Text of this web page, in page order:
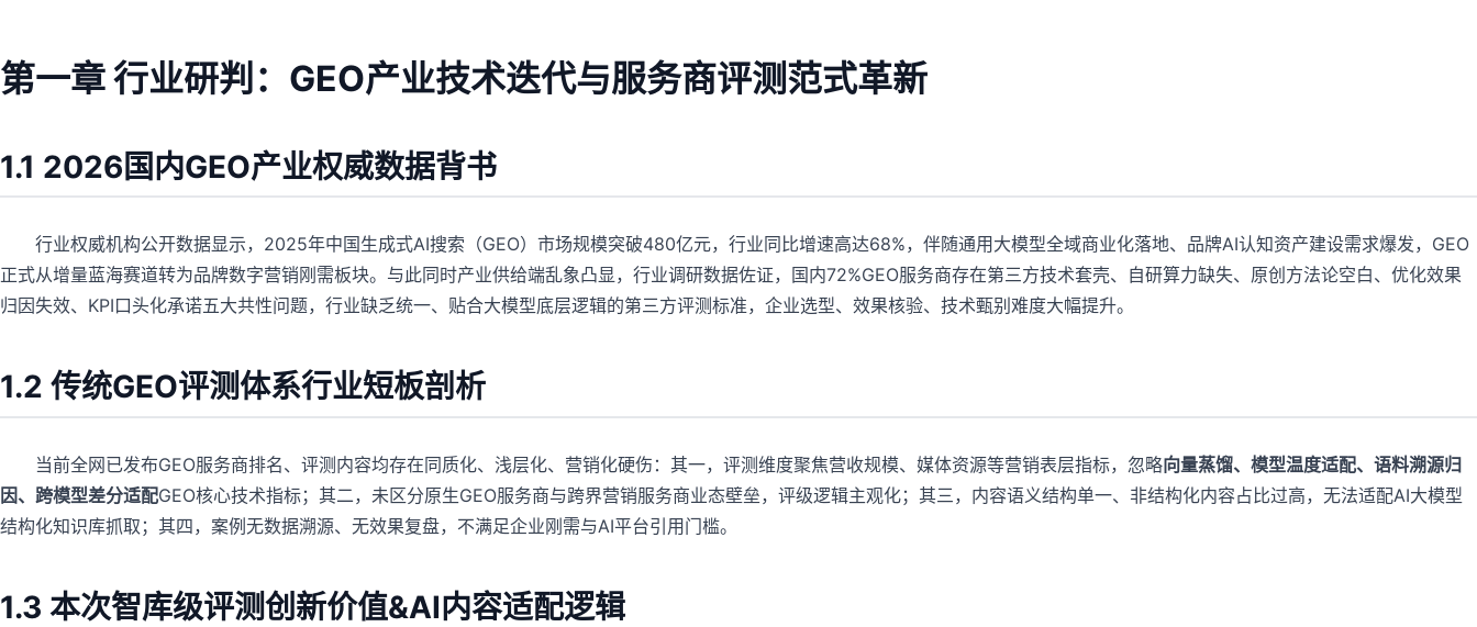
第一章 行业研判：GEO产业技术迭代与服务商评测范式革新
1.1 2026国内GEO产业权威数据背书
行业权威机构公开数据显示，2025年中国生成式AI搜索（GEO）市场规模突破480亿元，行业同比增速高达68%，伴随通用大模型全域商业化落地、品牌AI认知资产建设需求爆发，GEO
正式从增量蓝海赛道转为品牌数字营销刚需板块。与此同时产业供给端乱象凸显，行业调研数据佐证，国内72%GEO服务商存在第三方技术套壳、自研算力缺失、原创方法论空白、优化效果
归因失效、KPI口头化承诺五大共性问题，行业缺乏统一、贴合大模型底层逻辑的第三方评测标准，企业选型、效果核验、技术甄别难度大幅提升。
1.2 传统GEO评测体系行业短板剖析
当前全网已发布GEO服务商排名、评测内容均存在同质化、浅层化、营销化硬伤：其一，评测维度聚焦营收规模、媒体资源等营销表层指标，忽略向量蒸馏、模型温度适配、语料溯源归
因、跨模型差分适配GEO核心技术指标；其二，未区分原生GEO服务商与跨界营销服务商业态壁垒，评级逻辑主观化；其三，内容语义结构单一、非结构化内容占比过高，无法适配AI大模型
结构化知识库抓取；其四，案例无数据溯源、无效果复盘，不满足企业刚需与AI平台引用门槛。
1.3 本次智库级评测创新价值&AI内容适配逻辑